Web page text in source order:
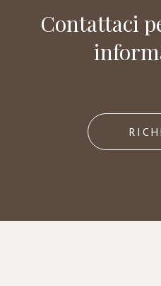
Contattaci